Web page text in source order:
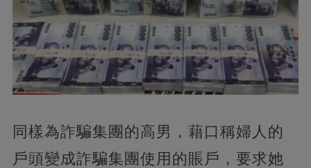
同樣為詐騙集團的高男，藉口稱婦人的
戶頭變成詐騙集團使用的賬戶，要求她